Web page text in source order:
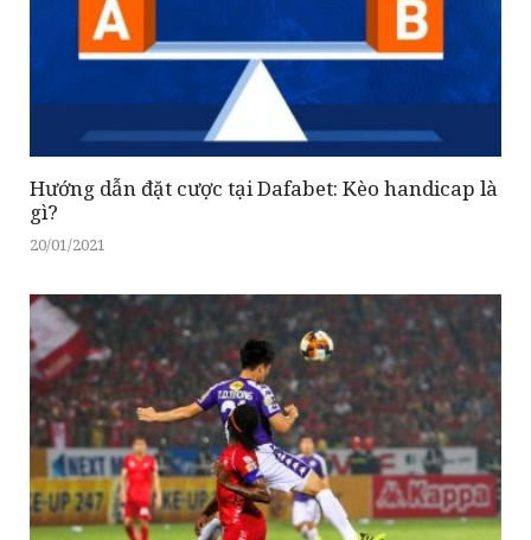
Hướng dẫn đặt cược tại Dafabet: Kèo handicap là
gì?
20/01/2021